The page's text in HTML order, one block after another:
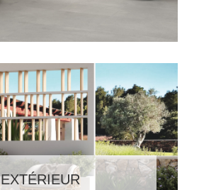
EXTÉRIEUR